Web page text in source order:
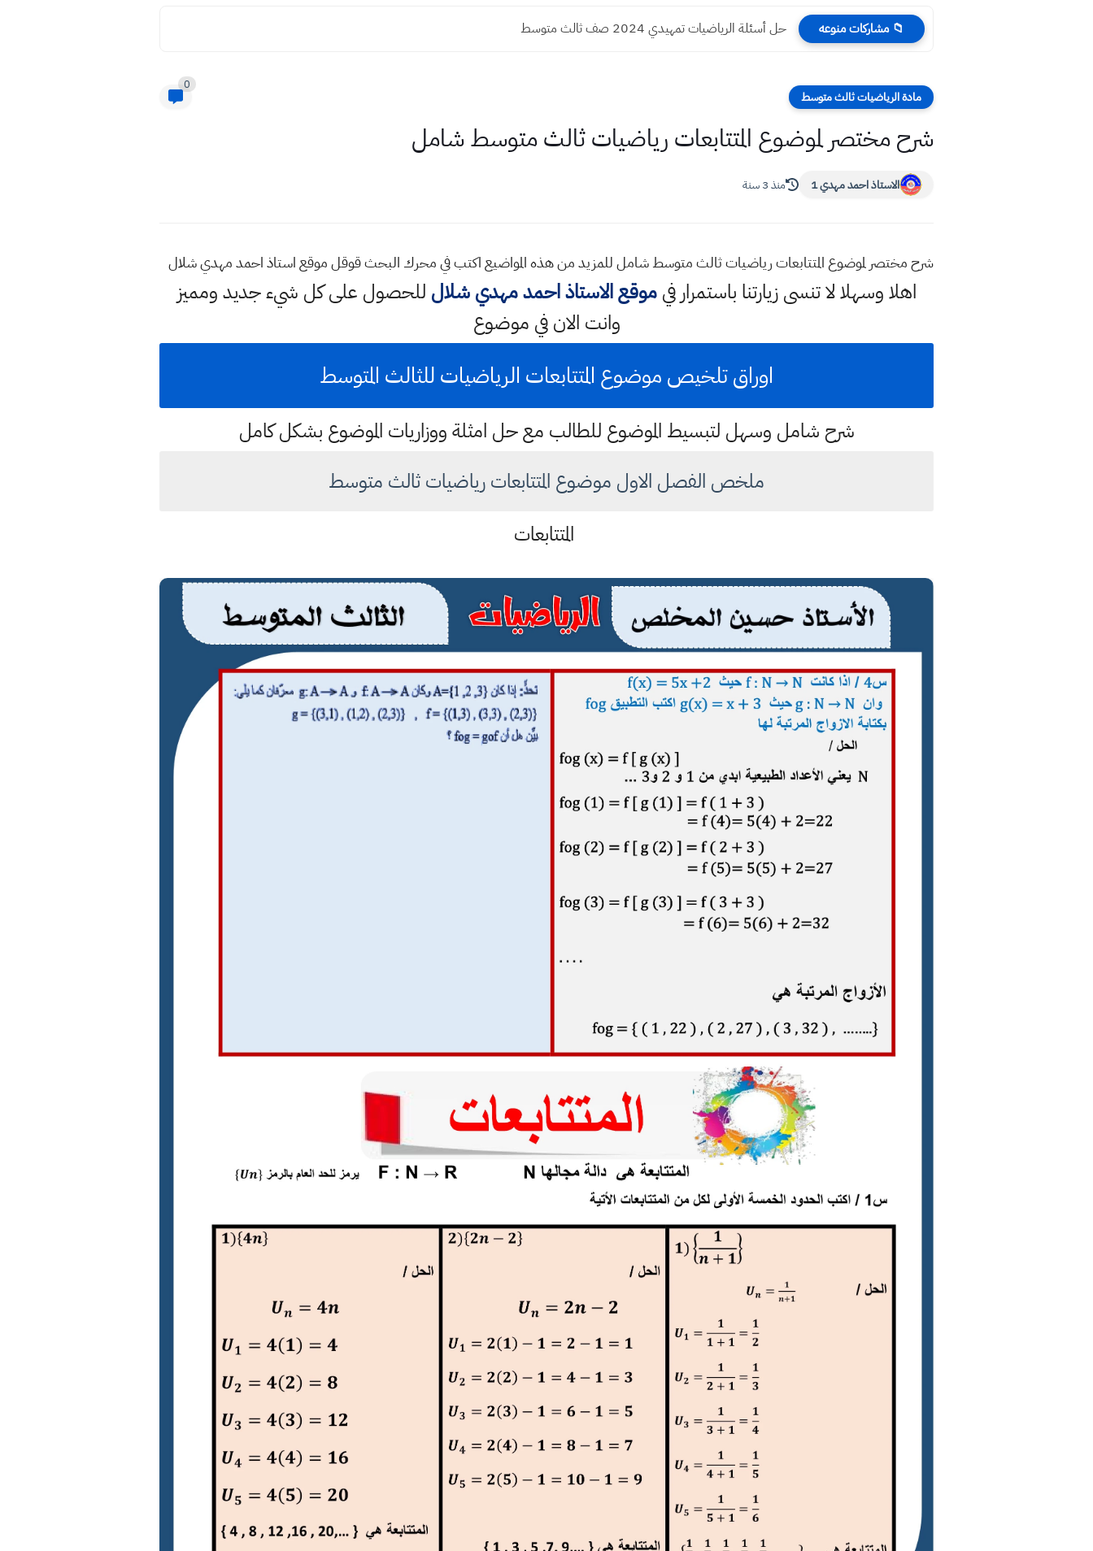
📁 مشاركات منوعه حل أسئلة الرياضيات تمهيدي 2024 صف ثالث متوسط
مادة الرياضيات ثالث متوسط
0
شرح مختصر لموضوع المتتابعات رياضيات ثالث متوسط شامل
الاستاذ احمد مهدي 1 منذ 3 سنة
شرح مختصر لموضوع المتتابعات رياضيات ثالث متوسط شامل للمزيد من هذه المواضيع اكتب في محرك البحث قوقل موقع استاذ احمد مهدي شلال
اهلا وسهلالا تنسى زيارتنا باستمرار فيموقع الاستاذ احمد مهدي شلال للحصول على كل شيء جديد ومميز
وانت الان في موضوع
اوراق تلخيص موضوع المتتابعات الرياضيات للثالث المتوسط
شرح شامل وسهل لتبسيط الموضوع للطالب مع حل امثلة ووزاريات الموضوع بشكل كامل
ملخص الفصل الاول موضوع المتتابعات رياضيات ثالث متوسط
المتتابعات